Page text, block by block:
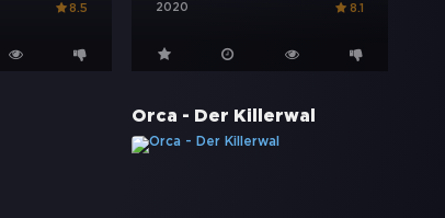
8.5 2020 8.1
Orca - Der Killerwal